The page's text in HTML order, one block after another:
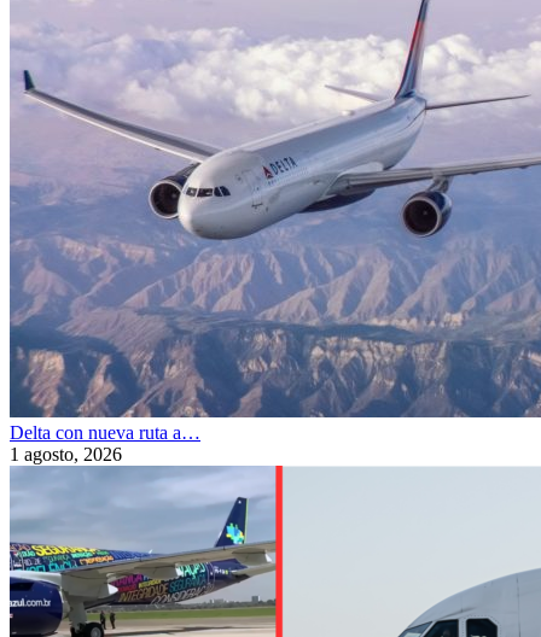
Delta con nueva ruta a…
1 agosto, 2026